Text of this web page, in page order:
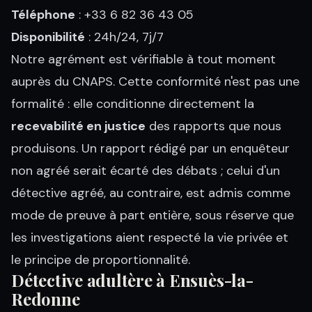
Téléphone : +33 6 82 36 43 05
Disponibilité : 24h/24, 7j/7
Notre agrément est vérifiable à tout moment
auprès du CNAPS. Cette conformité n'est pas une
formalité : elle conditionne directement la
recevabilité en justice des rapports que nous
produisons. Un rapport rédigé par un enquêteur
non agréé serait écarté des débats ; celui d'un
détective agréé, au contraire, est admis comme
mode de preuve à part entière, sous réserve que
les investigations aient respecté la vie privée et
le principe de proportionnalité.
Détective adultère à Ensuès-la-
Redonne